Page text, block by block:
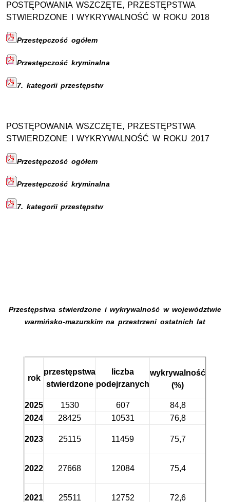
POSTĘPOWANIA WSZCZĘTE, PRZESTĘPSTWA
STWIERDZONE I WYKRYWALNOŚĆ W ROKU 2018
Przestępczość ogółem
Przestępczość kryminalna
7. kategorii przestępstw
POSTĘPOWANIA WSZCZĘTE, PRZESTĘPSTWA
STWIERDZONE I WYKRYWALNOŚĆ W ROKU 2017
Przestępczość ogółem
Przestępczość kryminalna
7. kategorii przestępstw
Przestępstwa stwierdzone i wykrywalność w województwie
warmińsko-mazurskim na przestrzeni ostatnich lat
rok
przestępstwa
stwierdzone
liczba
podejrzanych
wykrywalność
(%)
2025 1530 607
84,8
2024
28425 10531 76,8
2023 25115 11459 75,7
2022 27668 12084 75,4
2021 25511 12752 72,6